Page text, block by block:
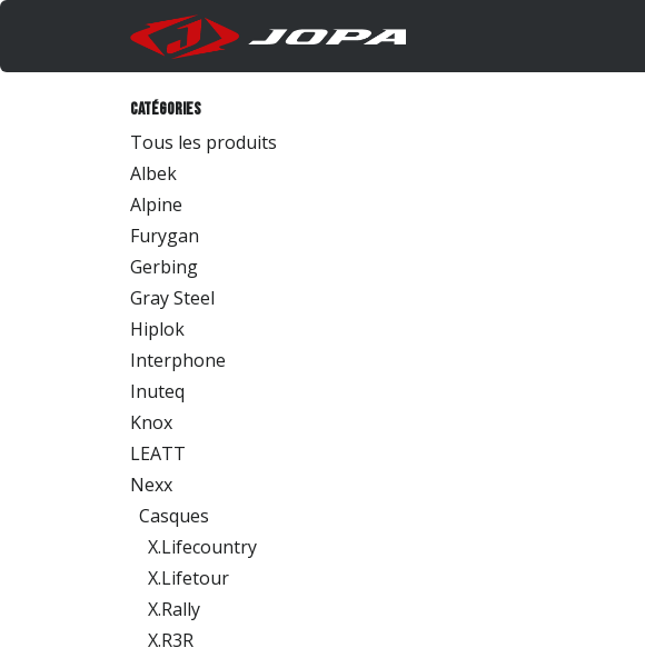
Se rendre au contenu
Catégories
Tous les produits
Albek
Alpine
Furygan
Gerbing
Gray Steel
Hiplok
Interphone
Inuteq
Knox
LEATT
Nexx
Casques
X.Lifecountry
X.Lifetour
X.Rally
X.R3R